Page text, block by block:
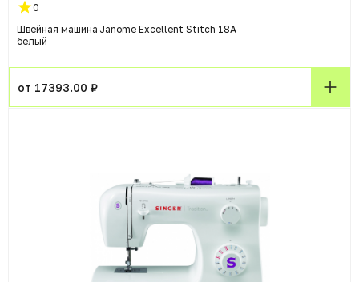
0
Швейная машина Janome Excellent Stitch 18A
белый
от 17393.00 ₽